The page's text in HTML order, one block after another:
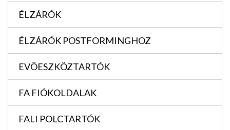
ÉLZÁRÓK
ÉLZÁRÓK POSTFORMINGHOZ
EVÖESZKÖZTARTÓK
FA FIÓKOLDALAK
FALI POLCTARTÓK